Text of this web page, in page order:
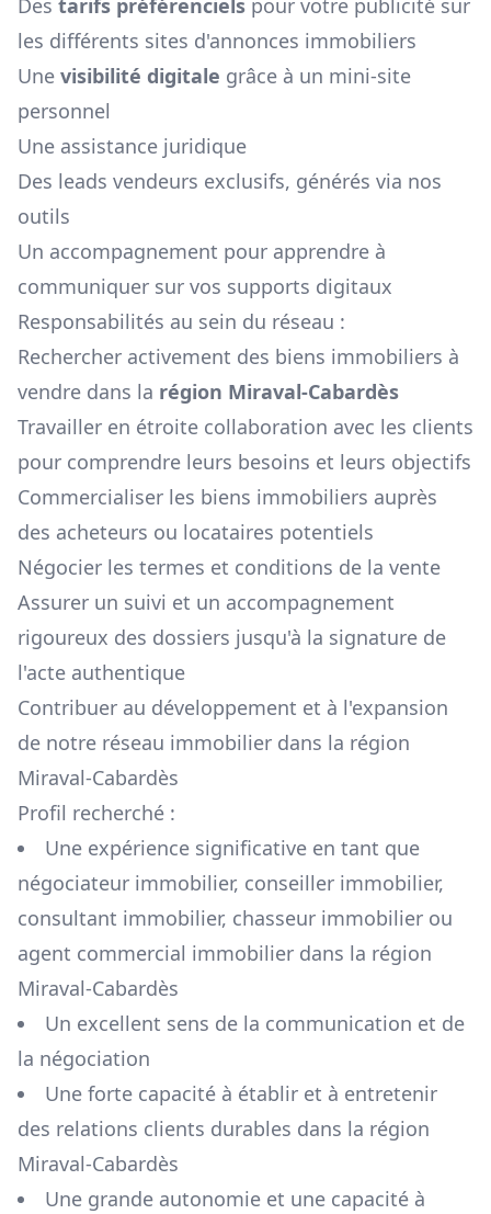
Des tarifs préférenciels pour votre publicité sur
les différents sites d'annonces immobiliers
Une visibilité digitale grâce à un mini-site
personnel
Une assistance juridique
Des leads vendeurs exclusifs, générés via nos
outils
Un accompagnement pour apprendre à
communiquer sur vos supports digitaux
Responsabilités au sein du réseau :
Rechercher activement des biens immobiliers à
vendre dans la région Miraval-Cabardès
Travailler en étroite collaboration avec les clients
pour comprendre leurs besoins et leurs objectifs
Commercialiser les biens immobiliers auprès
des acheteurs ou locataires potentiels
Négocier les termes et conditions de la vente
Assurer un suivi et un accompagnement
rigoureux des dossiers jusqu'à la signature de
l'acte authentique
Contribuer au développement et à l'expansion
de notre réseau immobilier dans la région
Miraval-Cabardès
Profil recherché :
Une expérience significative en tant que
négociateur immobilier, conseiller immobilier,
consultant immobilier, chasseur immobilier ou
agent commercial immobilier dans la région
Miraval-Cabardès
Un excellent sens de la communication et de
la négociation
Une forte capacité à établir et à entretenir
des relations clients durables dans la région
Miraval-Cabardès
Une grande autonomie et une capacité à